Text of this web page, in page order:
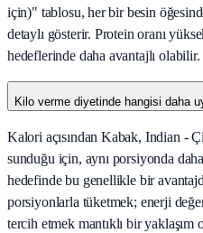
için)" tablosu, her bir besin
detaylı gösterir. Protein oranı
hedeflerinde daha avantajlı olabilir.
Kilo verme diyetinde hangisi daha
Kalori açısından Kabak, Indian -
sunduğu için, aynı porsiyonda
hedefinde bu genellikle bir
porsiyonlarla tüketmek; enerji
tercih etmek mantıklı bir yaklaşım